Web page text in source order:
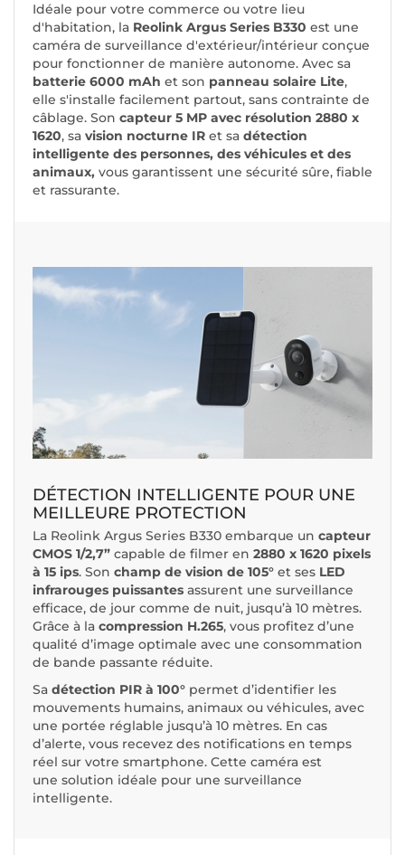
Idéale pour votre commerce ou votre lieu
d'habitation, la Reolink Argus Series B330 est une
caméra de surveillance d'extérieur/intérieur conçue
pour fonctionner de manière autonome. Avec sa
batterie 6000 mAh et son panneau solaire Lite,
elle s'installe facilement partout, sans contrainte de
câblage. Son capteur 5 MP avec résolution 2880 x
1620, sa vision nocturne IR et sa détection
intelligente des personnes, des véhicules et des
animaux, vous garantissent une sécurité sûre, fiable
et rassurante.
DÉTECTION INTELLIGENTE POUR UNE
MEILLEURE PROTECTION
La Reolink Argus Series B330 embarque un capteur
CMOS 1/2,7” capable de filmer en 2880 x 1620 pixels
à 15 ips. Son champ de vision de 105° et ses LED
infrarouges puissantes assurent une surveillance
efficace, de jour comme de nuit, jusqu’à 10 mètres.
Grâce à la compression H.265, vous profitez d’une
qualité d’image optimale avec une consommation
de bande passante réduite.
Sa détection PIR à 100° permet d’identifier les
mouvements humains, animaux ou véhicules, avec
une portée réglable jusqu’à 10 mètres. En cas
d’alerte, vous recevez des notifications en temps
réel sur votre smartphone. Cette caméra est
une solution idéale pour une surveillance
intelligente.